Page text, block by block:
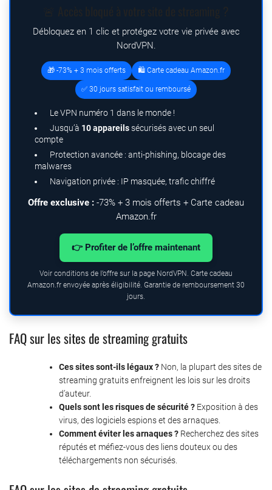
Débloquez en 1 clic et protégez votre vie privée avec
NordVPN.
🎁 -73% + 3 mois offerts 🛍️ Carte cadeau Amazon.fr
✅ 30 jours satisfait ou remboursé
Le VPN numéro 1 dans le monde !
Jusqu’à 10 appareilssécurisés avec un seul
compte
Protection avancée : anti-phishing, blocage des
malwares
Navigation privée : IP masquée, trafic chiffré
Offre exclusive : -73% + 3 mois offerts + Carte cadeau
Amazon.fr
👉 Profiter de l’offre maintenant
Voir conditions de l’offre sur la page NordVPN. Carte cadeau
Amazon.fr envoyée après éligibilité. Garantie de remboursement 30
jours.
FAQ sur les sites de streaming gratuits
Ces sites sont-ils légaux ? Non, la plupart des sites de
streaming gratuits enfreignent les lois sur les droits
d’auteur.
Quels sont les risques de sécurité ? Exposition à des
virus, des logiciels espions et des arnaques.
Comment éviter les arnaques ? Recherchez des sites
réputés et méfiez-vous des liens douteux ou des
téléchargements non sécurisés.